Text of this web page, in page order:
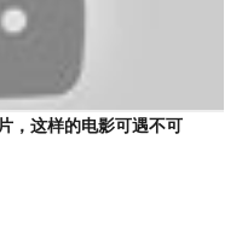
，这样的电影可遇不可